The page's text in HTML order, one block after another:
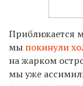
Приближается
мы покинули
на жарком
мы уже